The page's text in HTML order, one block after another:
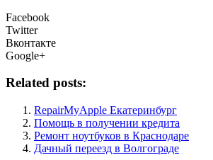
Facebook
Twitter
Вконтакте
Google+
Related posts:
RepairMyApple Екатеринбург
Помощь в получении кредита
Ремонт ноутбуков в Краснодаре
Дачный переезд в Волгограде